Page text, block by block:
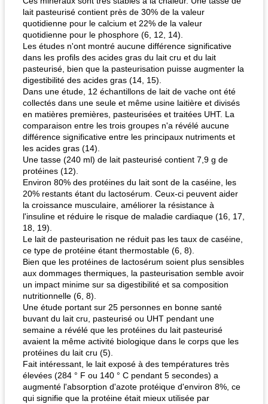
lait pasteurisé contient près de 30% de la valeur
quotidienne pour le calcium et 22% de la valeur
quotidienne pour le phosphore (6, 12, 14).
Les études n'ont montré aucune différence significative
dans les profils des acides gras du lait cru et du lait
pasteurisé, bien que la pasteurisation puisse augmenter la
digestibilité des acides gras (14, 15).
Dans une étude, 12 échantillons de lait de vache ont été
collectés dans une seule et même usine laitière et divisés
en matières premières, pasteurisées et traitées UHT. La
comparaison entre les trois groupes n'a révélé aucune
différence significative entre les principaux nutriments et
les acides gras (14).
Une tasse (240 ml) de lait pasteurisé contient 7,9 g de
protéines (12).
Environ 80% des protéines du lait sont de la caséine, les
20% restants étant du lactosérum. Ceux-ci peuvent aider
la croissance musculaire, améliorer la résistance à
l'insuline et réduire le risque de maladie cardiaque (16, 17,
18, 19).
Le lait de pasteurisation ne réduit pas les taux de caséine,
ce type de protéine étant thermostable (6, 8).
Bien que les protéines de lactosérum soient plus sensibles
aux dommages thermiques, la pasteurisation semble avoir
un impact minime sur sa digestibilité et sa composition
nutritionnelle (6, 8).
Une étude portant sur 25 personnes en bonne santé
buvant du lait cru, pasteurisé ou UHT pendant une
semaine a révélé que les protéines du lait pasteurisé
avaient la même activité biologique dans le corps que les
protéines du lait cru (5).
Fait intéressant, le lait exposé à des températures très
élevées (284 ° F ou 140 ° C pendant 5 secondes) a
augmenté l'absorption d'azote protéique d'environ 8%, ce
qui signifie que la protéine était mieux utilisée par